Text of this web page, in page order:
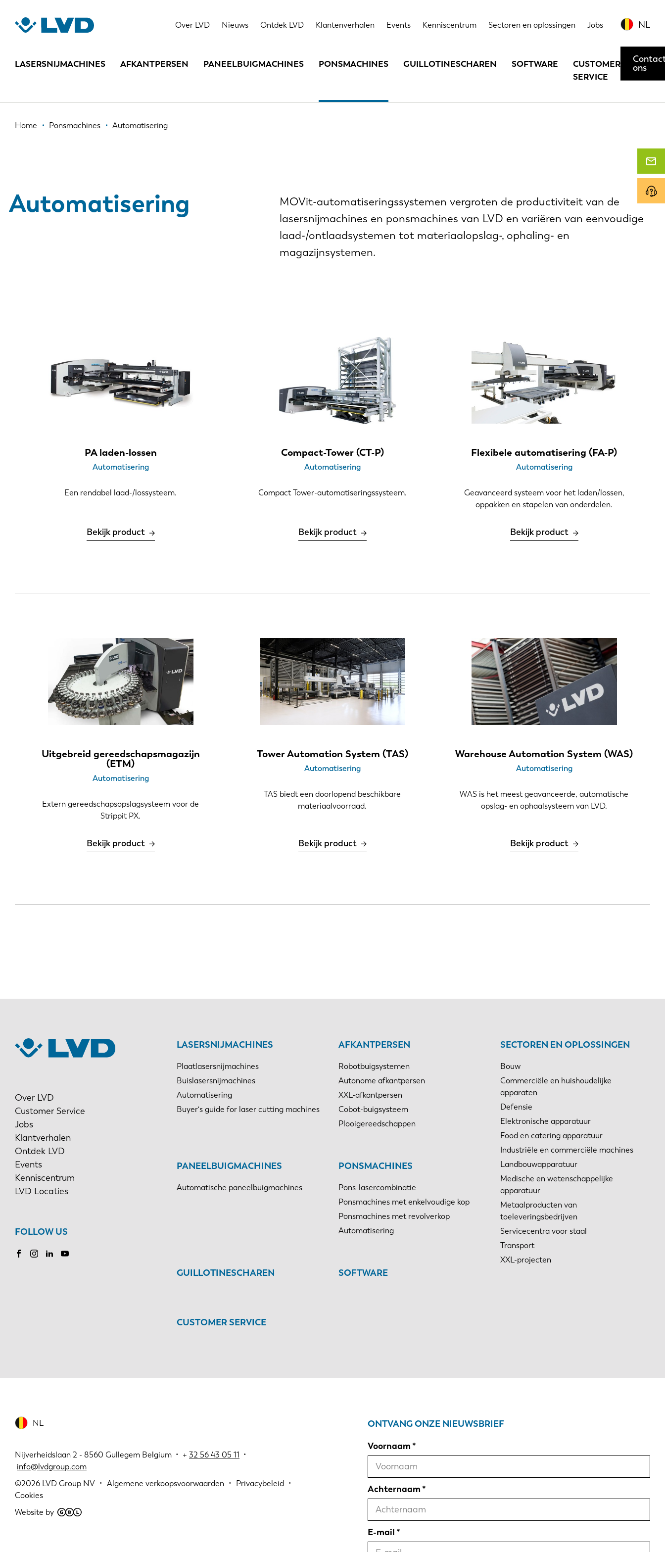
inhoud
Over LVD Nieuws Ontdek LVD Klantenverhalen Events Kenniscentrum Sectoren en oplossingen Jobs NL
LASERSNIJMACHINES AFKANTPERSEN PANEELBUIGMACHINES PONSMACHINES GUILLOTINESCHAREN SOFTWARE
CUSTOMER
SERVICE
ons
Kruimelpad
Home Ponsmachines Automatisering
Automatisering
MOVit-automatiseringssystemen vergroten de productiviteit van de
lasersnijmachines en ponsmachines van LVD en variëren van eenvoudige
laad-/ontlaadsystemen tot materiaalopslag-, ophaling- en
magazijnsystemen.
PA laden-lossen
Automatisering
Een rendabel laad-/lossysteem.
Bekijk product
Compact-Tower (CT-P)
Automatisering
Compact Tower-automatiseringssysteem.
Bekijk product
Flexibele automatisering (FA-P)
Automatisering
Geavanceerd systeem voor het laden/lossen,
oppakken en stapelen van onderdelen.
Bekijk product
Uitgebreid gereedschapsmagazijn
(ETM)
Automatisering
Extern gereedschapsopslagsysteem voor de
Strippit PX.
Bekijk product
Tower Automation System (TAS)
Automatisering
TAS biedt een doorlopend beschikbare
materiaalvoorraad.
Bekijk product
Warehouse Automation System (WAS)
Automatisering
WAS is het meest geavanceerde, automatische
opslag- en ophaalsysteem van LVD.
Bekijk product
Over LVD
Customer Service
Jobs
Klantverhalen
Ontdek LVD
Events
Kenniscentrum
LVD Locaties
FOLLOW US
LASERSNIJMACHINES
Plaatlasersnijmachines
Buislasersnijmachines
Automatisering
Buyer's guide for laser cutting machines
AFKANTPERSEN
Robotbuigsystemen
Autonome afkantpersen
XXL-afkantpersen
Cobot-buigsysteem
Plooigereedschappen
PANEELBUIGMACHINES
Automatische paneelbuigmachines
PONSMACHINES
Pons-lasercombinatie
Ponsmachines met enkelvoudige kop
Ponsmachines met revolverkop
Automatisering
GUILLOTINESCHAREN SOFTWARE
CUSTOMER SERVICE
SECTOREN EN OPLOSSINGEN
Bouw
Commerciële en huishoudelijke
apparaten
Defensie
Elektronische apparatuur
Food en catering apparatuur
Industriële en commerciële machines
Landbouwapparatuur
Medische en wetenschappelijke
apparatuur
Metaalproducten van
toeleveringsbedrijven
Servicecentra voor staal
Transport
XXL-projecten
NL
ES
Nijverheidslaan 2 - 8560 Gullegem Belgium • + 32 56 43 05 11 •
info@lvdgroup.com
©2026 LVD Group NV Algemene verkoopsvoorwaarden
Privacybeleid
Cookies
Website by
ONTVANG ONZE NIEUWSBRIEF
Voornaam
Achternaam
E-mail